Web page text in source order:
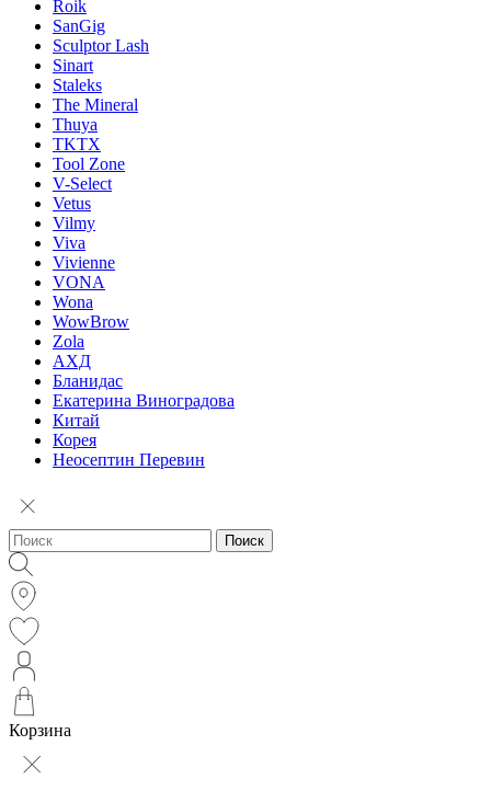
Roik
SanGig
Sculptor Lash
Sinart
Staleks
The Mineral
Thuya
TKTX
Tool Zone
V-Select
Vetus
Vilmy
Viva
Vivienne
VONA
Wona
WowBrow
Zola
АХД
Бланидас
Екатерина Виноградова
Китай
Корея
Неосептин Перевин
Поиск
Корзина